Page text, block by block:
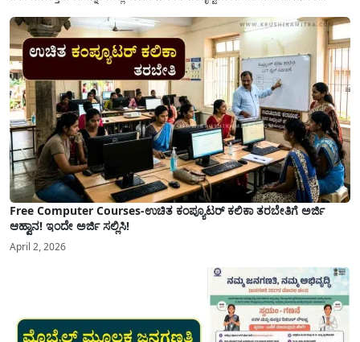
ಮತ್ತು ಕಲ್ಯಾಣ ಕರ್ನಾಟಕದ ಒಟ್ಟು 9 ಜಿಲ್ಲೆಗಳಲ್ಲಿ ಏಪ್ರಿಲ್...
Free Computer Courses-ಉಚಿತ ಕಂಪ್ಯೂಟರ್ ಕಲಿಕಾ ತರಬೇತಿಗೆ ಅರ್ಜಿ
ಆಹ್ವಾನ! ಇಂದೇ ಅರ್ಜಿ ಸಲ್ಲಿಸಿ!
April 2, 2026